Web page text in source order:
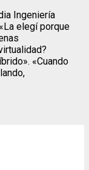
Ingeniería
elegí porque
«Cuando